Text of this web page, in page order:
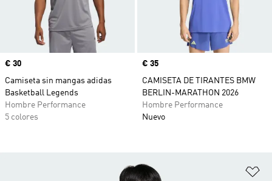
Precio
€ 30
Camiseta sin mangas adidas
Basketball Legends
Hombre Performance
5 colores
Precio
€ 35
CAMISETA DE TIRANTES BMW
BERLIN-MARATHON 2026
Hombre Performance
Nuevo